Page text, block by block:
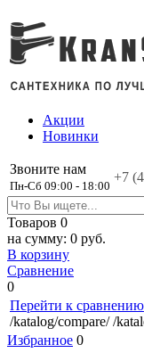
Акции
Новинки
Звоните нам
Пн-Сб 09:00 - 18:00
+7
Товаров 0
на сумму: 0 руб.
В корзину
Сравнение
0
Перейти к сравнению
/katalog/compare/ /
Избранное 0